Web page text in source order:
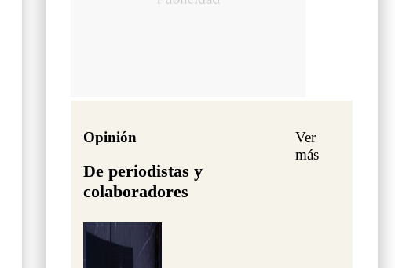
Opinión
De periodistas y
colaboradores
Ver
más